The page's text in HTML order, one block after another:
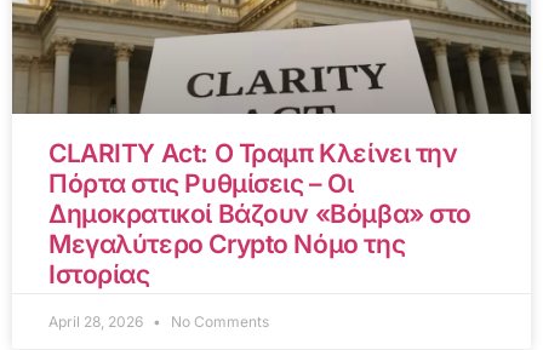
CLARITY Act: Ο Τραμπ Κλείνει την
Πόρτα στις Ρυθμίσεις – Οι
Δημοκρατικοί Βάζουν «Βόμβα» στο
Μεγαλύτερο Crypto Νόμο της
Ιστορίας
April 28, 2026 No Comments